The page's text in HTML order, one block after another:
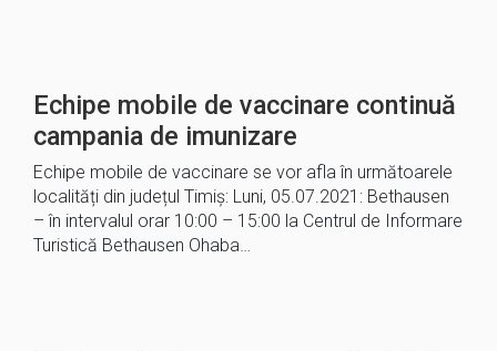
Echipe mobile de vaccinare continuă
campania de imunizare
Echipe mobile de vaccinare se vor afla în următoarele
localități din județul Timiș: Luni, 05.07.2021: Bethausen
– în intervalul orar 10:00 – 15:00 la Centrul de Informare
Turistică Bethausen Ohaba…